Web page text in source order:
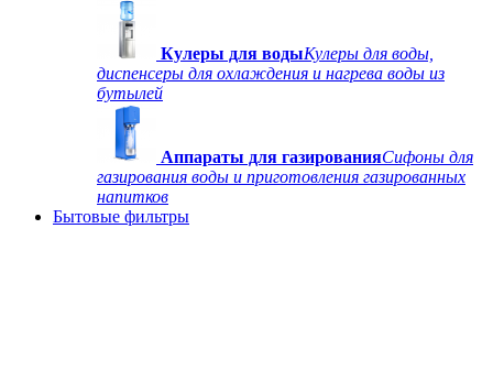
Кулеры для водыКулеры для воды,
диспенсеры для охлаждения и нагрева воды из
бутылей
Аппараты для газированияСифоны для
газирования воды и приготовления газированных
напитков
Бытовые фильтры